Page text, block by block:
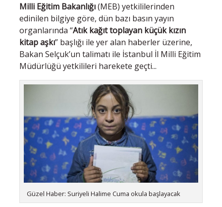
Milli Eğitim Bakanlığı(MEB) yetkililerinden
edinilen bilgiye göre, dün bazı basın yayın
organlarında “Atık kağıt toplayan küçük kızın
kitap aşkı” başlığı ile yer alan haberler üzerine,
Bakan Selçuk’un talimatı ile İstanbul İl Milli Eğitim
Müdürlüğü yetkilileri harekete geçti...
Güzel Haber: Suriyeli Halime Cuma okula başlayacak